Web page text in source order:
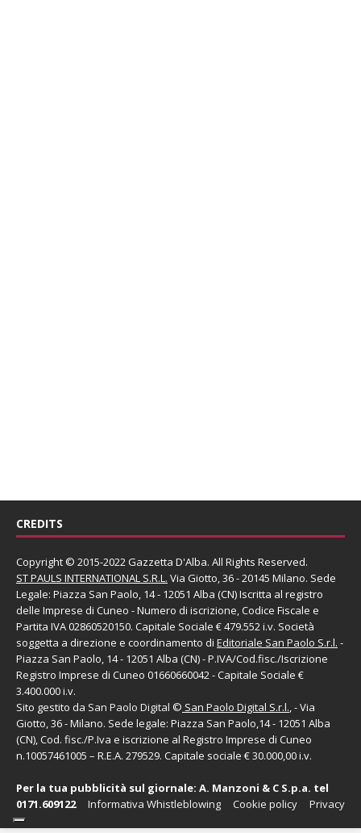
CREDITS
Copyright © 2015-2022 Gazzetta D'Alba. All Rights Reserved.
ST PAULS INTERNATIONAL S.R.L. Via Giotto, 36 - 20145 Milano. Sede
Legale: Piazza San Paolo, 14 - 12051 Alba (CN) Iscritta al registro
delle Imprese di Cuneo - Numero di iscrizione, Codice Fiscale e
Partita IVA 02860520150. Capitale Sociale € 479.552 i.v. Società
soggetta a direzione e coordinamento di Editoriale San Paolo S.r.l. -
Piazza San Paolo, 14 - 12051 Alba (CN) - P.IVA/Cod.fisc./Iscrizione
Registro Imprese di Cuneo 01660660042 - Capitale Sociale €
3.400.000 i.v.
Sito gestito da San Paolo Digital © San Paolo Digital S.r.l., - Via
Giotto, 36 - Milano. Sede legale: Piazza San Paolo,14 - 12051 Alba
(CN), Cod. fisc./P.Iva e iscrizione al Registro Imprese di Cuneo
n.10057461005 – R.E.A. 279529. Capitale sociale € 30.000,00 i.v.
Per la tua pubblicità sul giornale: A. Manzoni & C S.p.a. tel
0171.609122
Privacy
Cookie policy
Informativa Whistleblowing